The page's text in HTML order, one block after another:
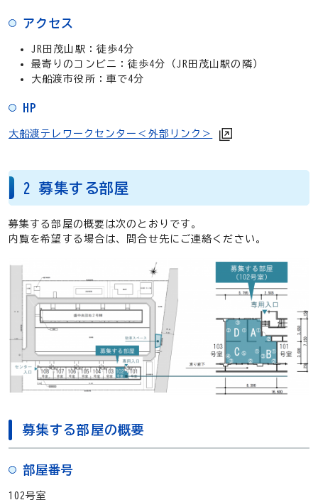
アクセス
JR田茂山駅：徒歩4分
最寄りのコンビニ：徒歩4分（JR田茂山駅の隣）
大船渡市役所：車で4分
HP
大船渡テレワークセンター＜外部リンク＞
2 募集する部屋
募集する部屋の概要は次のとおりです。
内覧を希望する場合は、問合せ先にご連絡ください。
募集する部屋の概要
部屋番号
102号室